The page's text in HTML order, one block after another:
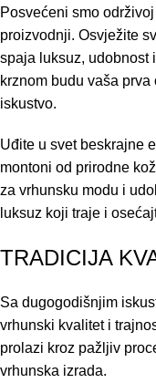
Posvećeni smo
proizvodnji. Osvježite
spaja luksuz, udobnost
krznom budu vaša
iskustvo.
Uđite u svet beskrajne
montoni od prirodne
za vrhunsku modu i
luksuz koji traje i
TRADICIJA
Sa dugogodišnjim
vrhunski kvalitet i
prolazi kroz pažljiv
vrhunska izrada.